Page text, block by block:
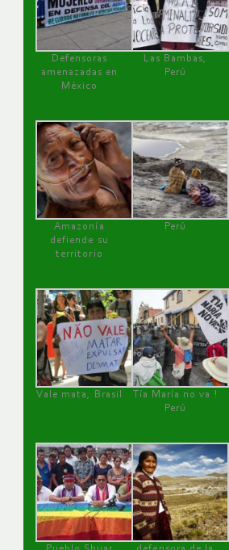
Defensoras
amenazadas en
México
Las Bambas,
Perú
Amazonía
defiende su
territorio
Perú
Vale mata, Brasil
Tía María no va !
Perú